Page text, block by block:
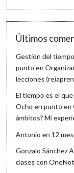
Últimos
Gestión del
punto en
lecciones
El tiempo es el
Ocho en punto en
ámbitos? Mi
Antonio en 12
Gonzalo Sánchez
clases con